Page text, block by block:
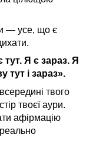
— усе, що є
тут. Я є зараз. Я
тут і зараз».
твого
твоєї аури.
афірмацію